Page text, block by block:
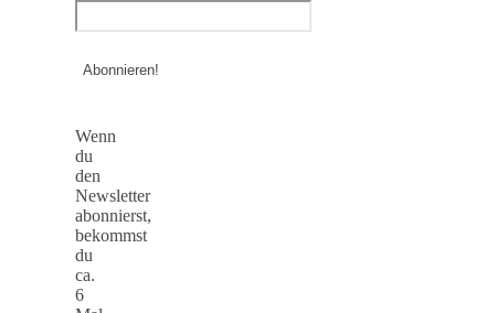
Wenn
du
den
Newsletter
abonnierst,
bekommst
du
ca.
6